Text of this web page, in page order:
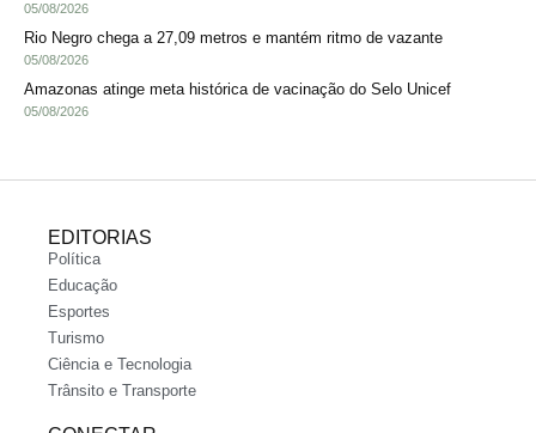
05/08/2026
Rio Negro chega a 27,09 metros e mantém ritmo de vazante
05/08/2026
Amazonas atinge meta histórica de vacinação do Selo Unicef
05/08/2026
EDITORIAS
Política
Educação
Esportes
Turismo
Ciência e Tecnologia
Trânsito e Transporte